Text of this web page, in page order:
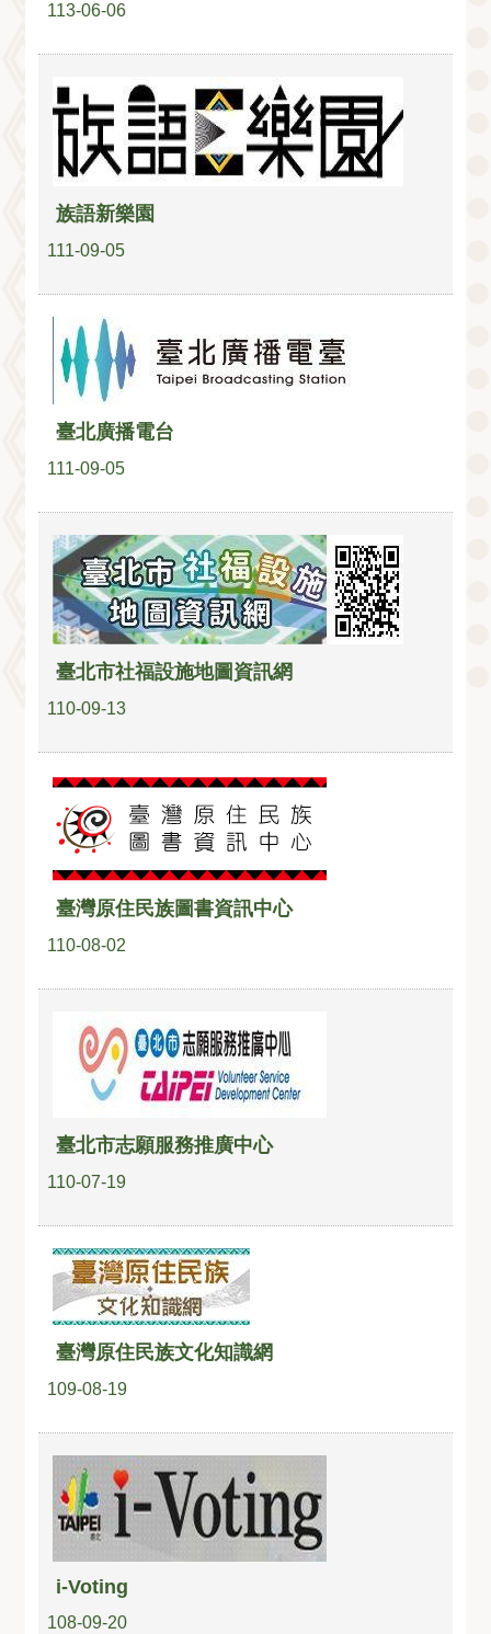
113-06-06
族語新樂園
111-09-05
臺北廣播電台
111-09-05
臺北市社福設施地圖資訊網
110-09-13
臺灣原住民族圖書資訊中心
110-08-02
臺北市志願服務推廣中心
110-07-19
臺灣原住民族文化知識網
109-08-19
i-Voting
108-09-20